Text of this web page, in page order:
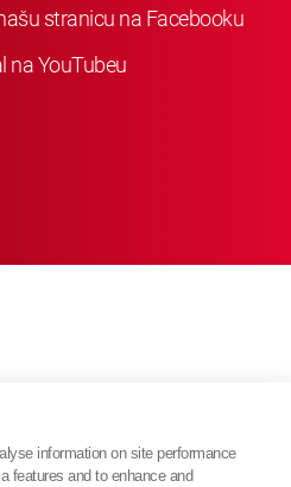
stranicu na Facebooku
na YouTubeu
information on site performance
features and to enhance and